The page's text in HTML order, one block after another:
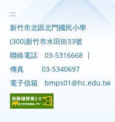
:::
新竹市北區北門國民小學
(300)新竹市水田街33號
聯絡電話
03-5316668 |
傳真
03-5340697
電子信箱
bmps01@hc.edu.tw